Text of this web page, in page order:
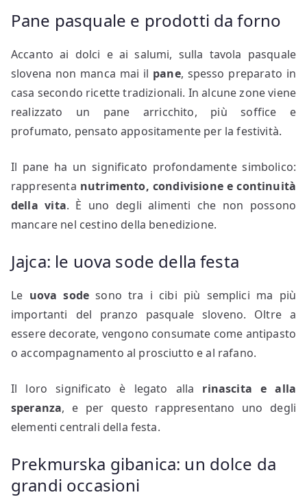
Pane pasquale e prodotti da forno
Accanto ai dolci e ai salumi, sulla tavola pasquale
slovena non manca mai il pane, spesso preparato in
casa secondo ricette tradizionali. In alcune zone viene
realizzato un pane arricchito, più soffice e
profumato, pensato appositamente per la festività.
Il pane ha un significato profondamente simbolico:
rappresenta nutrimento, condivisione e continuità
della vita. È uno degli alimenti che non possono
mancare nel cestino della benedizione.
Jajca: le uova sode della festa
Le uova sode sono tra i cibi più semplici ma più
importanti del pranzo pasquale sloveno. Oltre a
essere decorate, vengono consumate come antipasto
o accompagnamento al prosciutto e al rafano.
Il loro significato è legato alla rinascita e alla
speranza, e per questo rappresentano uno degli
elementi centrali della festa.
Prekmurska gibanica: un dolce da
grandi occasioni